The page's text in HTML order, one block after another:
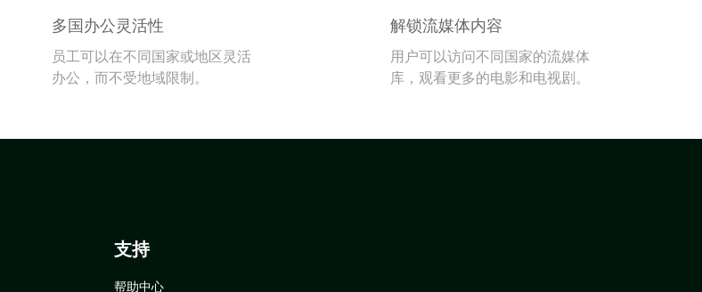
多国办公灵活性
员工可以在不同国家或地区灵活
办公，而不受地域限制。
解锁流媒体内容
用户可以访问不同国家的流媒体
库，观看更多的电影和电视剧。
支持
帮助中心